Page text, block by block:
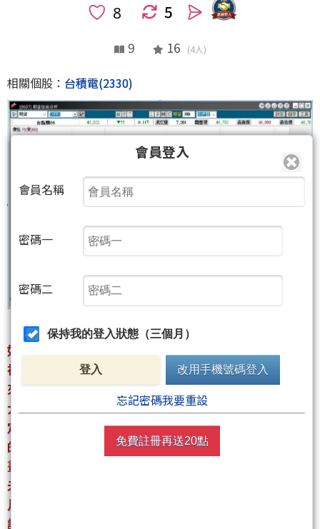
5
9 16 (4人)
相關個股： 台積電(2330)
如圖，5/21(四)出現多頭轉折後一路上漲，5/27(三)
初步目標45000已達成，接下來第二目標在哪裡？未
來應該如何操作才能獲取最大利益？明天有好戲將玩
大的？參透為何必能迎接任何~眼界決定境界，格局決
定結局，贏家的關鍵只在於自己知道別人所不知道
的，想提昇獲利就千萬不要省學費這種小錢！以下就
畫一張簡單明白的圖給大家看…希望能幫大家掌握到
未來的每段大行情，我幾乎每天都有發表文章，每個
月至少寫20篇以上，如果你想持續追蹤我的看法，建
議包月最划算，8篇文章就回本，等於12篇以上都是
會員登入
會員名稱
密碼一
密碼二
保持我的登入狀態（三個月）
登入 改用手機號碼登入
忘記密碼我要重設
免費註冊再送20點